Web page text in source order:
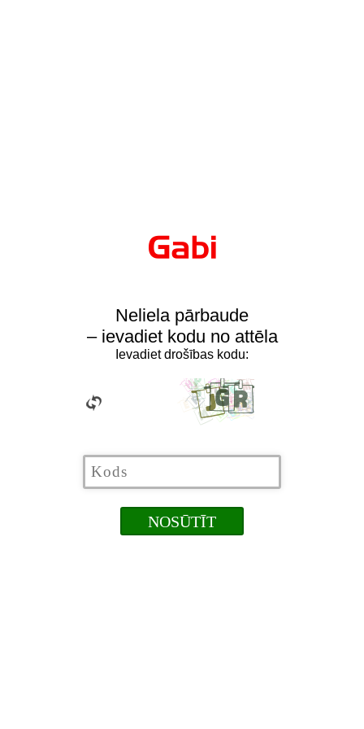
Neliela pārbaude
– ievadiet kodu no attēla
Ievadiet drošības kodu: